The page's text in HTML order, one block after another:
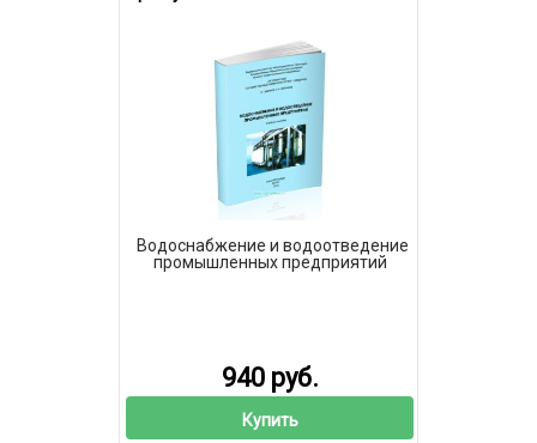
Водоснабжение и водоотведение
промышленных предприятий
940 руб.
Купить